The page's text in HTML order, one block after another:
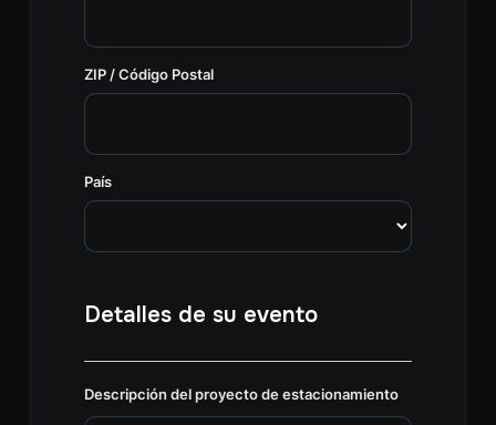
ZIP / Código Postal
País
Detalles de su evento
Descripción del proyecto de estacionamiento